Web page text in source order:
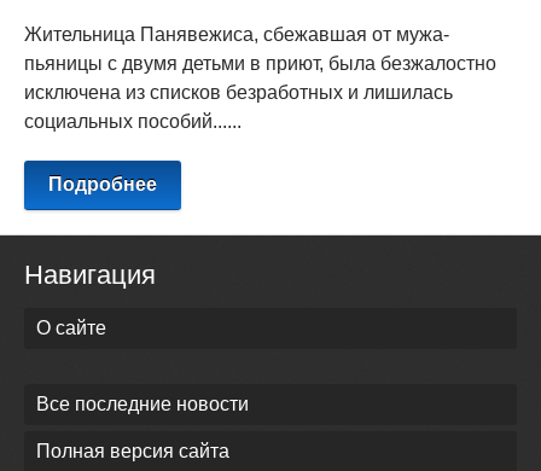
Жительница Панявежиса, сбежавшая от мужа-
пьяницы с двумя детьми в приют, была безжалостно
исключена из списков безработных и лишилась
социальных пособий......
Подробнее
Навигация
О сайте
Все последние новости
Полная версия сайта